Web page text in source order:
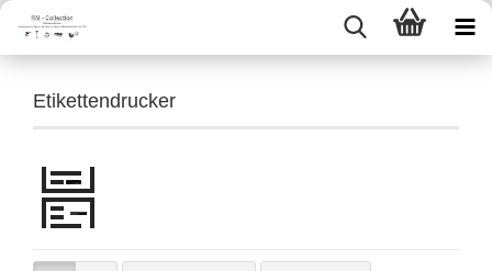
Etikettendrucker